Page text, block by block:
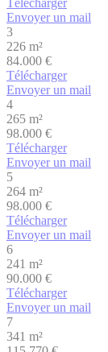
Télécharger
Envoyer un mail
3
226 m²
84.000 €
Télécharger
Envoyer un mail
4
265 m²
98.000 €
Télécharger
Envoyer un mail
5
264 m²
98.000 €
Télécharger
Envoyer un mail
6
241 m²
90.000 €
Télécharger
Envoyer un mail
7
341 m²